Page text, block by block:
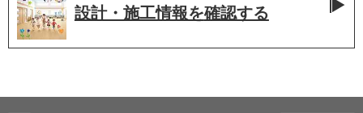
設計・施工情報を確認する